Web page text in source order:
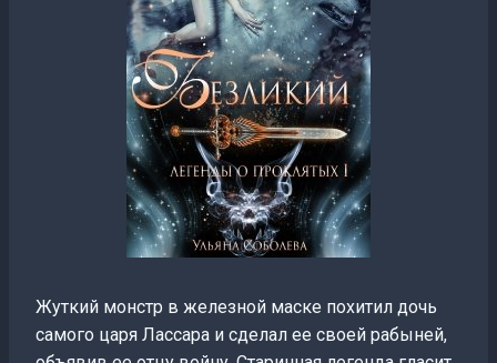
Жуткий монстр в железной маске похитил дочь
самого царя Лассара и сделал ее своей рабыней,